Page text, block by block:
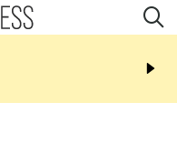
21:08
et Turquie scellent un